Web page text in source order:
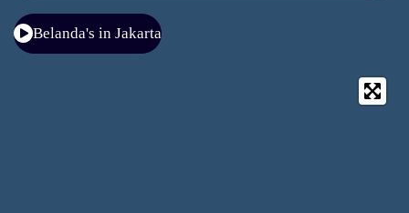
Belanda's in Jakarta